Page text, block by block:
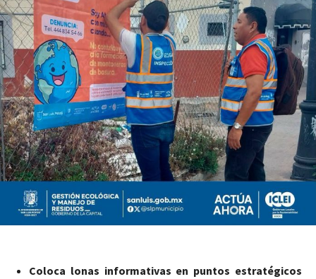
Coloca lonas informativas en puntos estratégicos